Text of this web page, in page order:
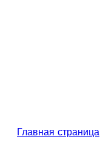
Главная страница